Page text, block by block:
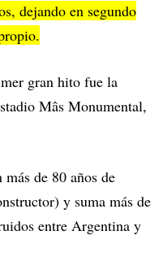
dejando en segundo
gran hito fue la
Mâs Monumental,
de 80 años de
y suma más de
entre Argentina y